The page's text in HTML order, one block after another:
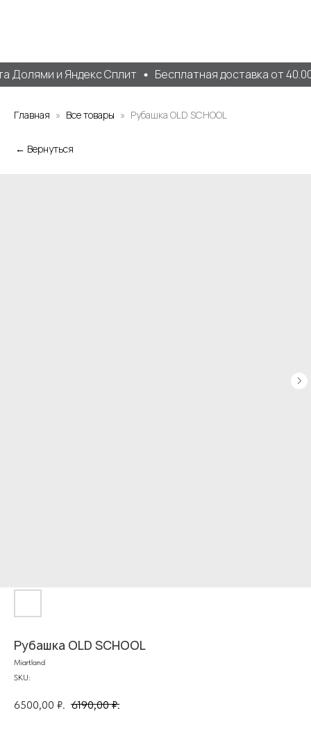
Долями и Яндекс Сплит Бесплатная доставка от
Главная Все товары Рубашка OLD SCHOOL
← Вернуться
Рубашка OLD SCHOOL
Miartland
SKU:
6500,00 ₽. 6190,00 ₽.